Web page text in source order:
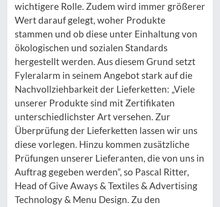
wichtigere Rolle. Zudem wird immer größerer
Wert darauf gelegt, woher Produkte
stammen und ob diese unter Einhaltung von
ökologischen und sozialen Standards
hergestellt werden. Aus diesem Grund setzt
Fyleralarm in seinem Angebot stark auf die
Nachvollziehbarkeit der Lieferketten: „Viele
unserer Produkte sind mit Zertifikaten
unterschiedlichster Art versehen. Zur
Überprüfung der Lieferketten lassen wir uns
diese vorlegen. Hinzu kommen zusätzliche
Prüfungen unserer Lieferanten, die von uns in
Auftrag gegeben werden”, so Pascal Ritter,
Head of Give Aways & Textiles & Advertising
Technology & Menu Design. Zu den